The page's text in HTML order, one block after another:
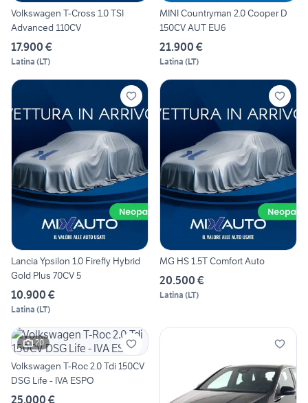
Volkswagen T-Cross 1.0 TSI
Advanced 110CV
17.900 €
Latina (LT)
MINI Countryman 2.0 Cooper D
150CV AUT EU6
21.900 €
Latina (LT)
Lancia Ypsilon 1.0 Firefly Hybrid
Gold Plus 70CV 5
10.900 €
Latina (LT)
MG HS 1.5T Comfort Auto
20.500 €
Latina (LT)
20
Volkswagen T-Roc 2.0 Tdi 150CV
DSG Life - IVA ESPO
25.000 €